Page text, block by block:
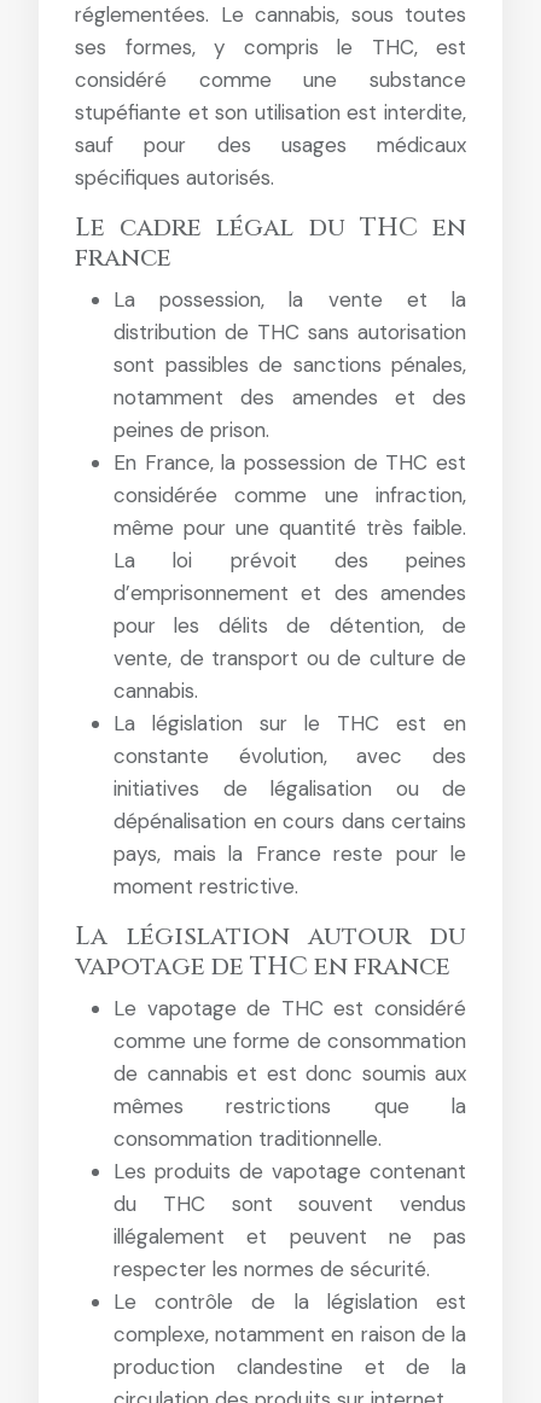
réglementées. Le cannabis, sous toutes
ses formes, y compris le THC, est
considéré comme une substance
stupéfiante et son utilisation est interdite,
sauf pour des usages médicaux
spécifiques autorisés.
Le cadre légal du THC en
france
La possession, la vente et la
distribution de THC sans autorisation
sont passibles de sanctions pénales,
notamment des amendes et des
peines de prison.
En France, la possession de THC est
considérée comme une infraction,
même pour une quantité très faible.
La loi prévoit des peines
d’emprisonnement et des amendes
pour les délits de détention, de
vente, de transport ou de culture de
cannabis.
La législation sur le THC est en
constante évolution, avec des
initiatives de légalisation ou de
dépénalisation en cours dans certains
pays, mais la France reste pour le
moment restrictive.
La législation autour du
vapotage de THC en france
Le vapotage de THC est considéré
comme une forme de consommation
de cannabis et est donc soumis aux
mêmes restrictions que la
consommation traditionnelle.
Les produits de vapotage contenant
du THC sont souvent vendus
illégalement et peuvent ne pas
respecter les normes de sécurité.
Le contrôle de la législation est
complexe, notamment en raison de la
production clandestine et de la